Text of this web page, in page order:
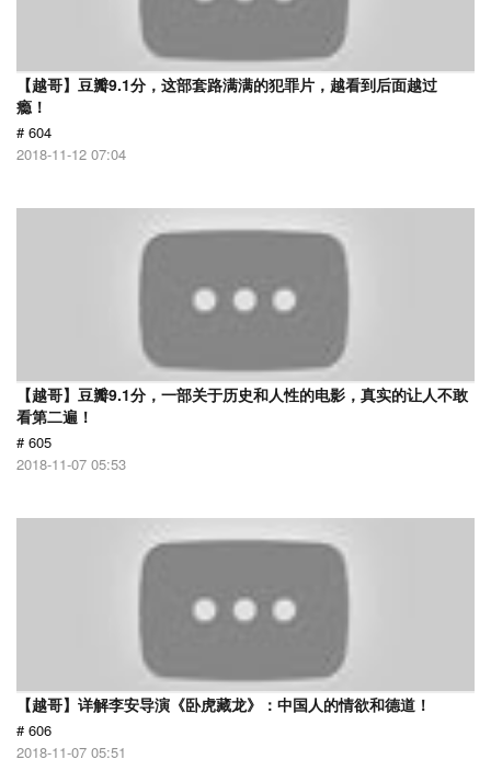
【越哥】豆瓣9.1分，这部套路满满的犯罪片，越看到后面越过
瘾！
# 604
2018-11-12 07:04
【越哥】豆瓣9.1分，一部关于历史和人性的电影，真实的让人不敢
看第二遍！
# 605
2018-11-07 05:53
【越哥】详解李安导演《卧虎藏龙》：中国人的情欲和德道！
# 606
2018-11-07 05:51